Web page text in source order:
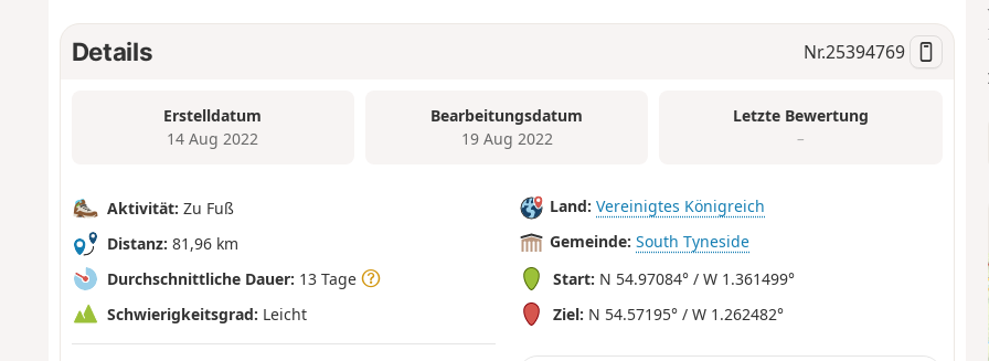
Details Nr.25394769
Erstelldatum
14 Aug 2022
Bearbeitungsdatum
19 Aug 2022
Letzte Bewertung
–
Aktivität: Zu Fuß
Distanz: 81,96 km
Durchschnittliche Dauer: 13 Tage
Schwierigkeitsgrad: Leicht
Land: Vereinigtes Königreich
Gemeinde: South Tyneside
Start: N 54.97084° / W 1.361499°
Ziel: N 54.57195° / W 1.262482°